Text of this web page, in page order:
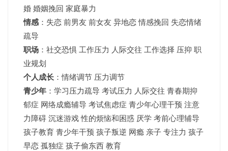
婚 婚姻挽回 家庭暴力
情感 ：失恋 前男友 前女友 异地恋 情感挽回 失恋情绪
疏导
职场 ：社交恐惧 工作压力 人际交往 工作选择 压抑 职
业规划
个人成长 ：情绪调节 压力调节
青少年 ： 学习压力疏导 考试压力 人际交往 青春期抑
郁症 网络成瘾辅导 考试焦虑症 青少年心理干预 注意
力障碍 沉迷游戏 性的烦恼和困惑 厌学 考前心理辅导
孩子教育 青少年干预 孩子叛逆 网瘾 亲子 专注力 孩子
早恋 孤独症 孩子偷东西 教育